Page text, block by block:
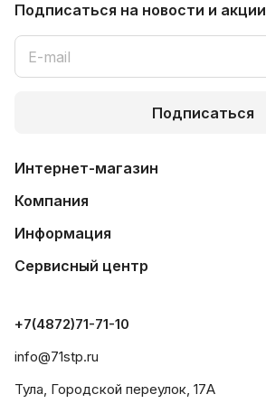
Подписаться на новости и акции
Подписаться
Интернет-магазин
Компания
Информация
Сервисный центр
+7(4872)71-71-10
info@71stp.ru
Тула, Городской переулок, 17А